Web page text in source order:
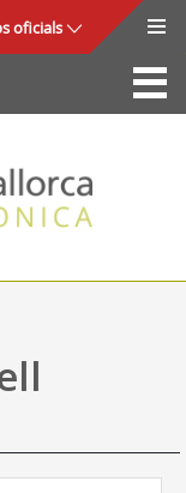
oficials
La Seu
de Mallorca
Accés i seguretat
Utilitats
Ajuda